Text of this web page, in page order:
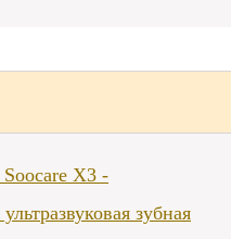
X3 -
зубная